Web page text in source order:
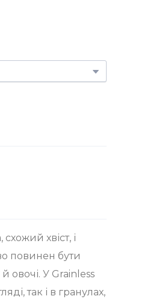
хвіст, і
повинен бути
овочі. У Grainless
так і в гранулах,